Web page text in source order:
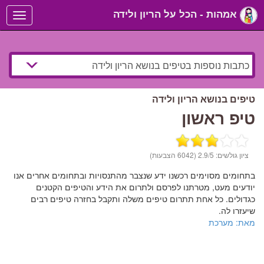
Toggle
navigation
טיפים בנושא הריון ולידה
טיפ ראשון
ציון גולשים: 2.9/5 (6042 הצבעות)
בתחומים מסוימים רכשנו ידע שנצבר מהתנסויות ובתחומים אחרים אנו
יודעים מעט, מטרתנו לפרסם ולתרום את הידע והטיפים הקטנים
כגדולים. כל אחת תתרום טיפים משלה ותקבל בחזרה טיפים רבים
שיעזרו לה.
מאת: מערכת